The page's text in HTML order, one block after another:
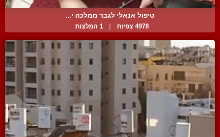
טיפול אנאלי לגבר ממלכה י...
4978 צפיות | 1 המלצות